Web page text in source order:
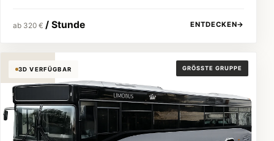
ab 320 € / Stunde ENTDECKEN→
Partybus
3D VERFÜGBAR GRÖSSTE GRUPPE